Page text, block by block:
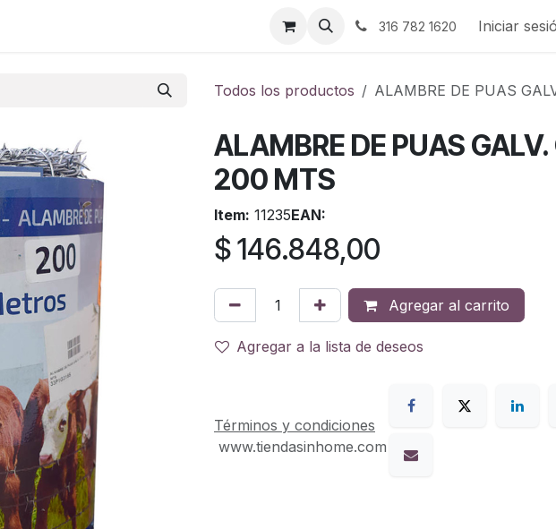
316 782 1620 Iniciar
Todos los productos ALAMBRE DE PUAS
ALAMBRE DE PUAS
200 MTS
Item: 11235EAN:
$146.848,00
Agregar al carrito
Agregar a la lista de deseos
Términos y condiciones
www.tiendasinhome.com